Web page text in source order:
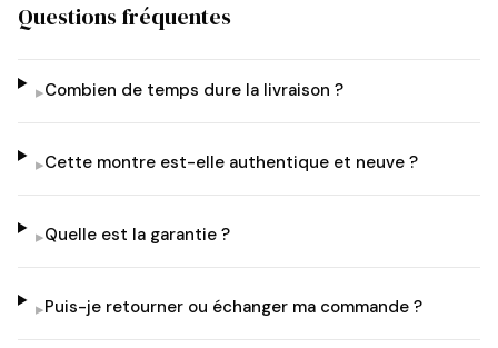
Questions fréquentes
▸Combien de temps dure la livraison ?
▸Cette montre est-elle authentique et neuve ?
▸Quelle est la garantie ?
▸Puis-je retourner ou échanger ma commande ?